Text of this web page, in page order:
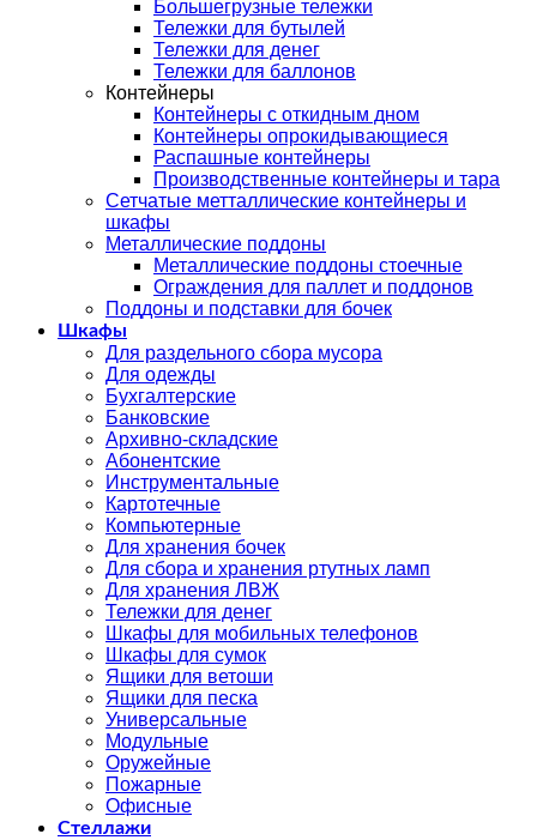
Большегрузные тележки
Тележки для бутылей
Тележки для денег
Тележки для баллонов
Контейнеры
Контейнеры с откидным дном
Контейнеры опрокидывающиеся
Распашные контейнеры
Производственные контейнеры и тара
Сетчатые метталлические контейнеры и
шкафы
Металлические поддоны
Металлические поддоны стоечные
Ограждения для паллет и поддонов
Поддоны и подставки для бочек
Шкафы
Для раздельного сбора мусора
Для одежды
Бухгалтерские
Банковские
Архивно-складские
Абонентские
Инструментальные
Картотечные
Компьютерные
Для хранения бочек
Для сбора и хранения ртутных ламп
Для хранения ЛВЖ
Тележки для денег
Шкафы для мобильных телефонов
Шкафы для сумок
Ящики для ветоши
Ящики для песка
Универсальные
Модульные
Оружейные
Пожарные
Офисные
Стеллажи